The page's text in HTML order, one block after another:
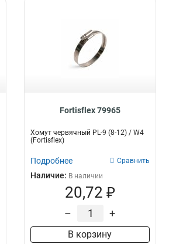
Fortisflex 79965
Хомут червячный PL-9 (8-12) / W4
(Fortisflex)
Подробнее Сравнить
Наличие: В наличии
20,72 ₽
– +
В корзину